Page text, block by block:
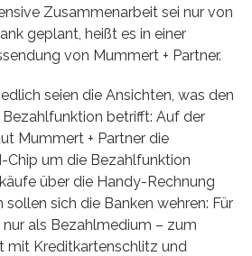
Zusammenarbeit sei nur von
geplant, heißt es in einer
von Mummert + Partner.
seien die Ansichten, was den
betrifft: Auf der
Mummert + Partner die
Chip um die Bezahlfunktion
über die Handy-Rechnung
sollen sich die Banken wehren: Für
als Bezahlmedium – zum
mit Kreditkartenschlitz und